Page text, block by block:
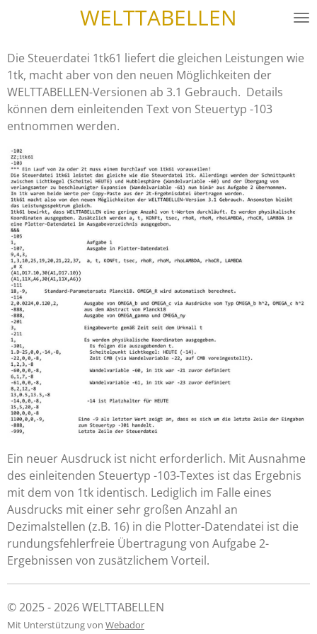
WELTTABELLEN
Die Steuerdatei 1tk61 liefert die gleichen Leistungen wie
1tk, macht aber von den neuen Möglichkeiten der
WELTTABELLEN-Versionen ab 3.1 Gebrauch. Details
können dem einleitenden Text von Steuertyp -103
entnommen werden.
Ein neuer Ausdruck ist nicht erforderlich. Mit Ausnahme
des einleitenden Steuertyp -103-Textes ist das Ergebnis
mit dem von 1tk identisch. Lediglich im Falle eines
Ausdrucks mit einer sehr großen Anzahl an
Dezimalstellen (z.B. 16) in die Plotter-Datendatei ist die
rundungsfehlerfreie Übertragung von Aufgabe 2-
Ergebnissen von zusätzlichem Vorteil.
© 2025 - 2026 WELTTABELLEN
Mit Unterstützung von Webador